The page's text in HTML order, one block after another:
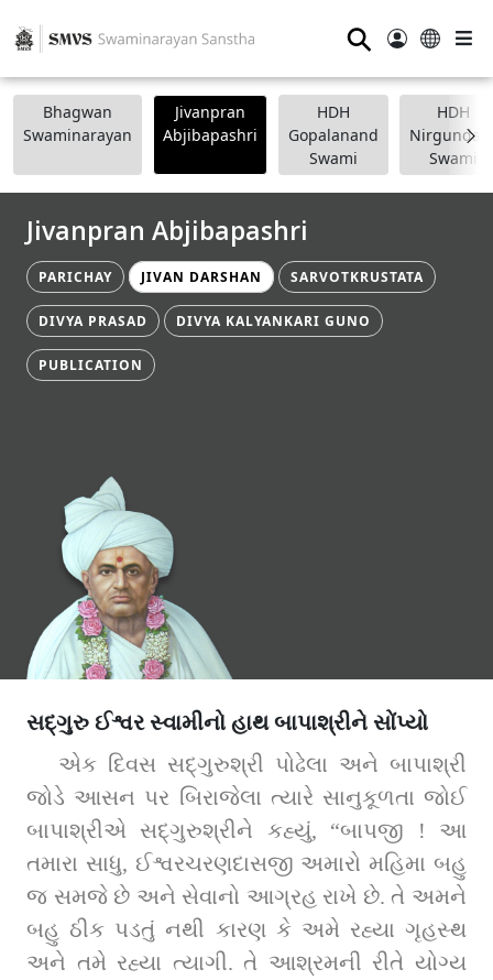
⚲
Bhagwan
Swaminarayan
Jivanpran
Abjibapashri
HDH
Gopalanand
Swami
HDH
Swami
Jivanpran Abjibapashri
PARICHAY JIVAN DARSHAN SARVOTKRUSTATA
DIVYA PRASAD DIVYA KALYANKARI GUNO
PUBLICATION
સદ્‌ગુરુ ઈશ્વર સ્વામીનો હાથ બાપાશ્રીને સોંપ્યો
એક દિવસ સદ્‌ગુરુશ્રી પોઢેલા અને બાપાશ્રી
જોડે આસન પર બિરાજેલા ત્યારે સાનુકૂળતા જોઈ
બાપાશ્રીએ સદ્‌ગુરુશ્રીને કહ્યું, “બાપજી ! આ
તમારા સાધુ, ઈશ્વરચરણદાસજી અમારો મહિમા બહુ
જ સમજે છે અને સેવાનો આગ્રહ રાખે છે. તે અમને
બહુ ઠીક પડતું નથી કારણ કે અમે રહ્યા ગૃહસ્થ
અને તમે રહ્યા ત્યાગી. તે આશ્રમની રીતે યોગ્ય